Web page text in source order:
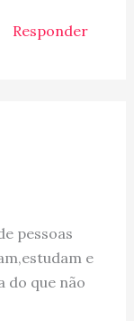
Responder
pessoas
e
do que não